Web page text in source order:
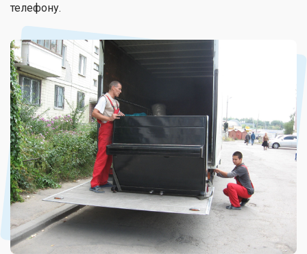
телефону.